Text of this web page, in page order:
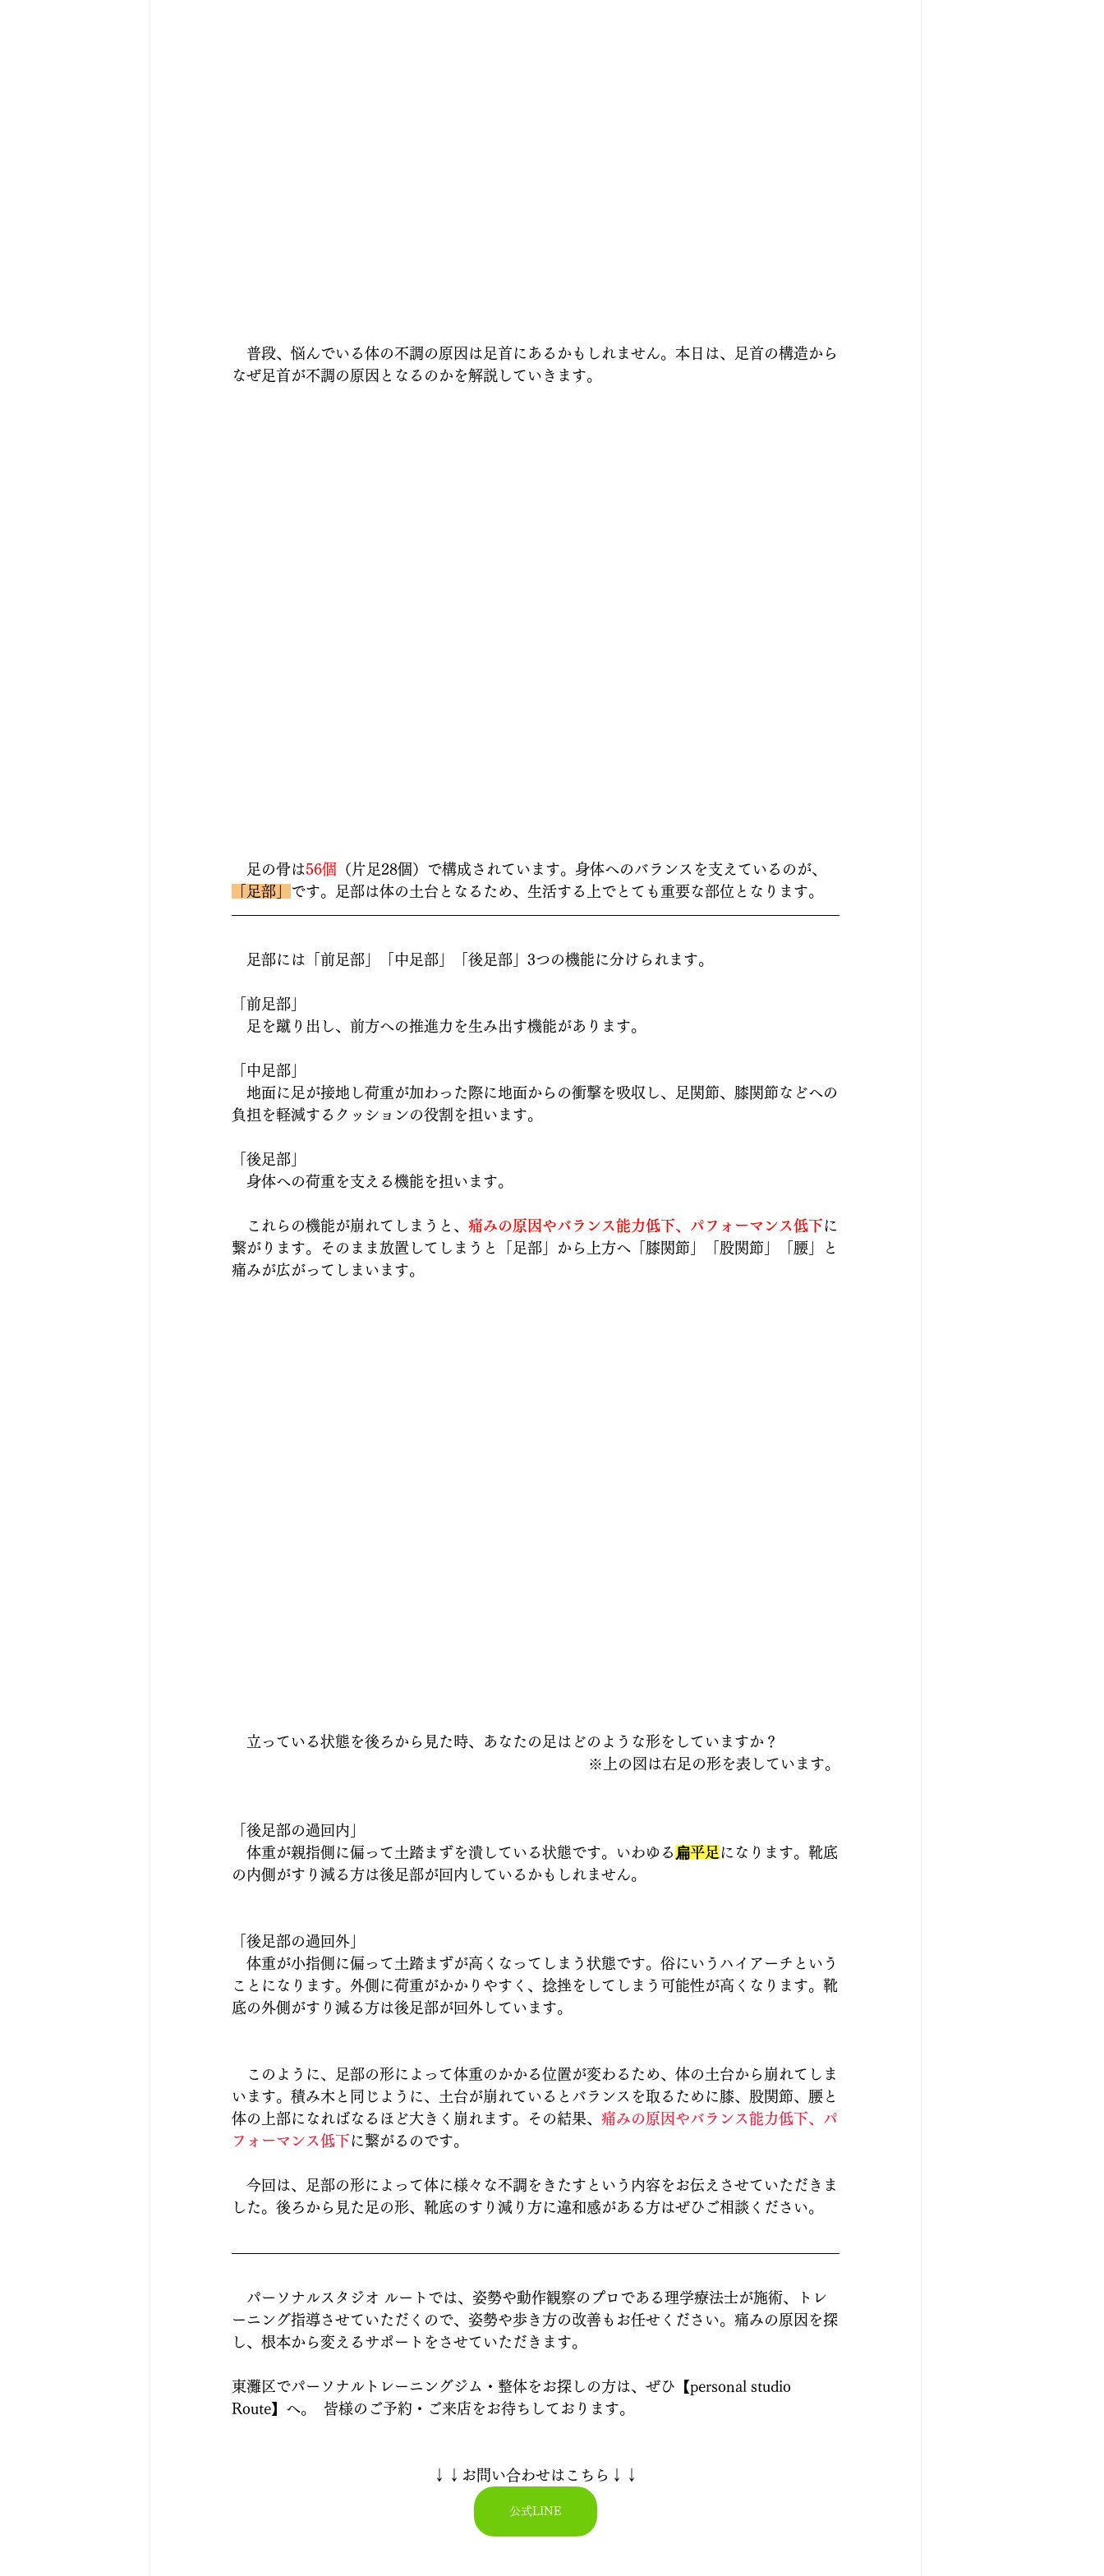
普段、悩んでいる体の不調の原因は足首にあるかもしれません。本日は、足首の構造から
なぜ足首が不調の原因となるのかを解説していきます。
足の骨は56個
（片足28個）で構成されています。身体へのバランスを支えているのが、
「足部」 です。足部は体の土台となるため、生活する上でとても重要な部位となります。
足部には「前足部」「中足部」「後足部」3つの機能に分けられます。
「前足部」
足を蹴り出し、前方への推進力を生み出す機能があります。
「中足部」
地面に足が接地し荷重が加わった際に地面からの衝撃を吸収し、足関節、膝関節などへの
負担を軽減するクッションの役割を担います。
「後足部」
身体への荷重を支える機能を担います。
これらの機能が崩れてしまうと、 痛みの原因やバランス能力低下、パフォーマンス低下 に
繋がります。そのまま放置してしまうと「足部」から上方へ「膝関節」「股関節」「腰」と
痛みが広がってしまいます。
立っている状態を後ろから見た時、あなたの足はどのような形をしていますか？
※上の図は右足の形を表しています。
「後足部の過回内」
体重が親指側に偏って土踏まずを潰している状態です。いわゆる 扁平足 になります。靴底
の内側がすり減る方は後足部が回内しているかもしれません。
「後足部の過回外」
体重が小指側に偏って土踏まずが高くなってしまう状態です。俗にいうハイアーチという
ことになります。外側に荷重がかかりやすく、捻挫をしてしまう可能性が高くなります。靴
底の外側がすり減る方は後足部が回外しています。
このように、足部の形によって体重のかかる位置が変わるため、体の土台から崩れてしま
います。積み木と同じように、土台が崩れているとバランスを取るために膝、股関節、腰と
体の上部になればなるほど大きく崩れます。その結果、 痛みの原因やバランス能力低下、パ
フォーマンス低下 に繋がるのです。
今回は、足部の形によって体に様々な不調をきたすという内容をお伝えさせていただきま
した。後ろから見た足の形、靴底のすり減り方に違和感がある方はぜひご相談ください。
パーソナルスタジオ ルートでは、姿勢や動作観察のプロである理学療法士が施術、トレ
ーニング指導させていただくので、姿勢や歩き方の改善もお任せください。痛みの原因を探
し、根本から変えるサポートをさせていただきます。
東灘区でパーソナルトレーニングジム・整体をお探しの方は、ぜひ【personal studio
Route】へ。  皆様のご予約・ご来店をお待ちしております。
↓↓お問い合わせはこちら↓↓
公式LINE